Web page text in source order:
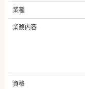
業種
業務内容
資格